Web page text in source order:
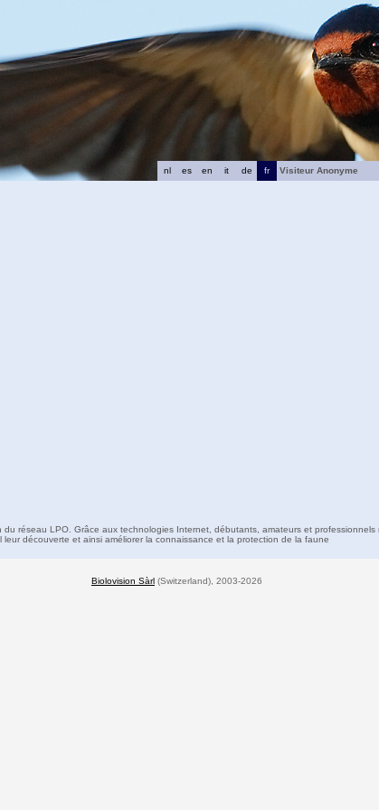
fr
de
it
en
es
nl
Visiteur Anonyme
réseau LPO. Grâce aux technologies Internet, débutants, amateurs et professionnels
leur découverte et ainsi améliorer la connaissance et la protection de la faune
Biolovision Sàrl (Switzerland), 2003-2026